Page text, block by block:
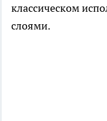
классическом
слоями.